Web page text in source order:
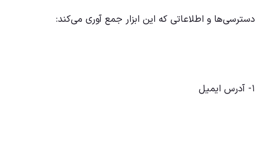
دسترسی‌ها و اطلاعاتی که این ابزار جمع آوری می‌کند:
۱- آدرس ایمیل